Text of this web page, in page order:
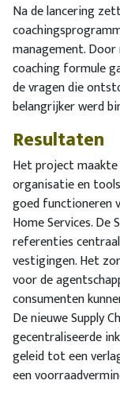
Na de lancering
management.
coaching formule
de vragen die
belangrijker werd
Resultaten
Het project
organisatie en
goed functioneren
Home Services. De
referenties
vestigingen. Het
voor de
consumenten
De nieuwe Supply
gecentraliseerde
geleid tot een
een